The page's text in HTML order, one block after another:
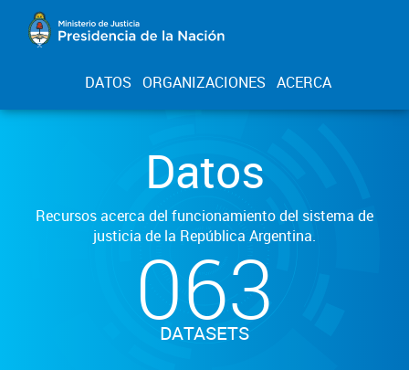
DATOS ORGANIZACIONES ACERCA
Datos
Recursos acerca del funcionamiento del sistema de
justicia de la República Argentina.
063
DATASETS